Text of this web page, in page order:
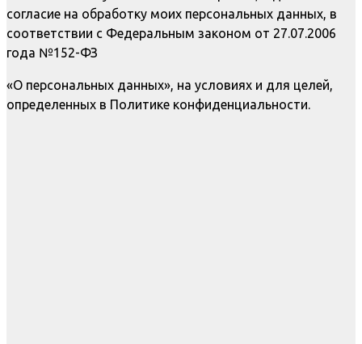
согласие на обработку моих персональных данных, в
соответствии с Федеральным законом от 27.07.2006
года №152-ФЗ
«О персональных данных», на условиях и для целей,
определенных в Политике конфиденциальности.